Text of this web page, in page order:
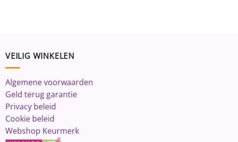
VEILIG WINKELEN
Algemene voorwaarden
Geld terug garantie
Privacy beleid
Cookie beleid
Webshop Keurmerk